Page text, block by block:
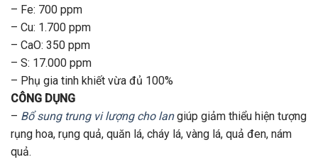
– Fe: 700 ppm
– Cu: 1.700 ppm
– CaO: 350 ppm
– S: 17.000 ppm
– Phụ gia tinh khiết vừa đủ 100%
CÔNG DỤNG
– Bổ sung trung vi lượng cho langiúp giảm thiểu hiện tượng
rụng hoa, rụng quả, quăn lá, cháy lá, vàng lá, quả đen, nám
quả.